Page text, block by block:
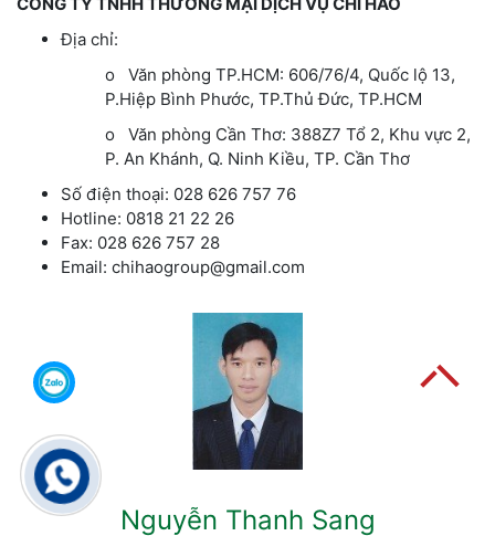
Địa chỉ:
o Văn phòng TP.HCM: 606/76/4, Quốc lộ 13,
P.Hiệp Bình Phước, TP.Thủ Đức, TP.HCM
o Văn phòng Cần Thơ: 388Z7 Tổ 2, Khu vực 2,
P. An Khánh, Q. Ninh Kiều, TP. Cần Thơ
Số điện thoại: 028 626 757 76
Hotline: 0818 21 22 26
Fax: 028 626 757 28
Email: chihaogroup@gmail.com
Nguyễn Thanh Sang